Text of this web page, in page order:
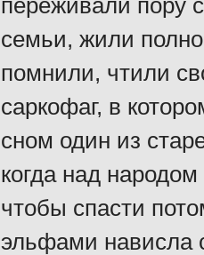
переживали пору
семьи, жили
помнили, чтили
саркофаг, в
сном один из
когда над
чтобы спасти
эльфами нависла